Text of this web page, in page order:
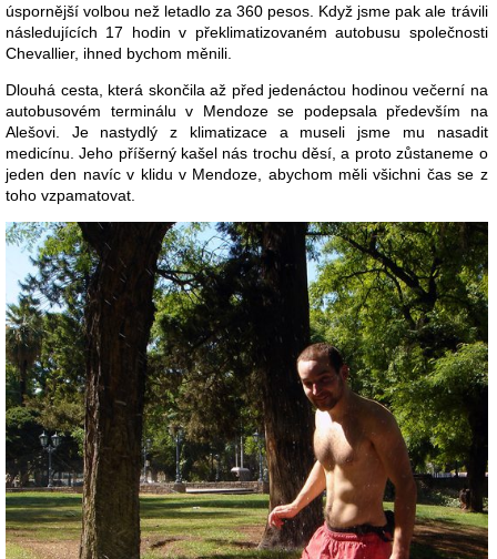
úspornější volbou než letadlo za 360 pesos. Když jsme pak ale trávili
následujících 17 hodin v překlimatizovaném autobusu společnosti
Chevallier, ihned bychom měnili.
Dlouhá cesta, která skončila až před jedenáctou hodinou večerní na
autobusovém terminálu v Mendoze se podepsala především na
Alešovi. Je nastydlý z klimatizace a museli jsme mu nasadit
medicínu. Jeho příšerný kašel nás trochu děsí, a proto zůstaneme o
jeden den navíc v klidu v Mendoze, abychom měli všichni čas se z
toho vzpamatovat.